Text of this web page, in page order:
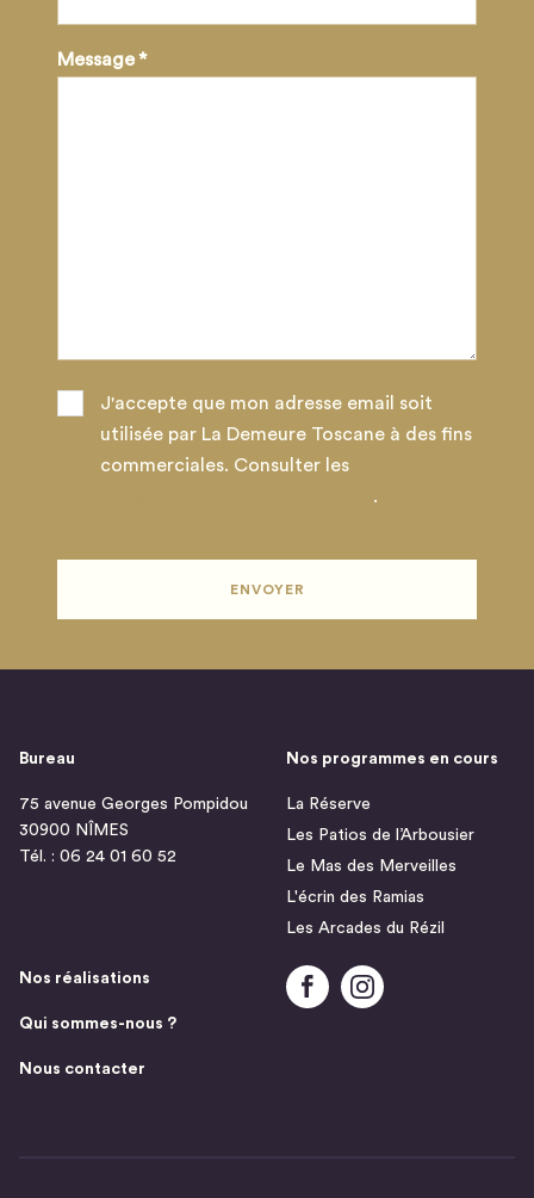
Message*
J'accepte que mon adresse email soit
utilisée par La Demeure Toscane à des fins
commerciales. Consulter les
.
ENVOYER
Bureau
75 avenue Georges Pompidou
30900 NÎMES
Tél. : 06 24 01 60 52
Nos programmes en cours
La Réserve
Les Patios de l’Arbousier
Le Mas des Merveilles
L'écrin des Ramias
Les Arcades du Rézil
Nos réalisations
Qui sommes-nous ?
Nous contacter